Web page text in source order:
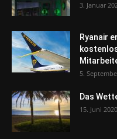
3. Januar
Ryanair
5.
Das
15. Juni 2020